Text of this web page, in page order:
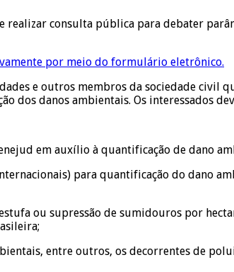
realizar consulta pública para debater
por meio do formulário eletrônico.
e outros membros da sociedade civil
dos danos ambientais. Os interessados
em auxílio à quantificação de dano
para quantificação do dano
ou supressão de sumidouros por
entre outros, os decorrentes de